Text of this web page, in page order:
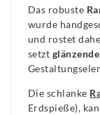
Das robuste
wurde
und rostet
setzt
Die schlanke
Erdspieße),